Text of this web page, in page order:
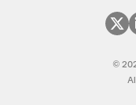
©